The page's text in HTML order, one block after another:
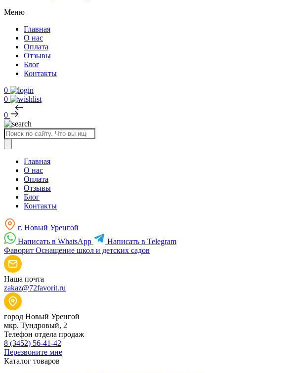
Меню
Главная
О нас
Оплата
Отзывы
Блог
Контакты
0
0
0
Поиск
товаров
Главная
О нас
Оплата
Отзывы
Блог
Контакты
г. Новый Уренгой
Написать в WhatsApp
Написать в Telegram
Фаворит Оснащение школ и детских садов
Наша почта
zakaz@72favorit.ru
город Новый Уренгой
мкр. Тундровый, 2
Телефон отдела продаж
8 (3452) 56-41-42
Перезвоните мне
Каталог товаров